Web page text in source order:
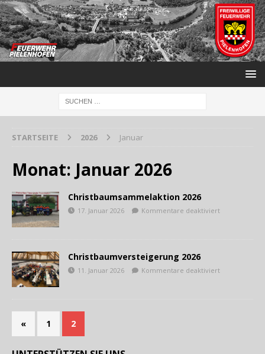
STARTSEITE 2026 Januar
Monat: Januar 2026
Christbaumsammelaktion 2026
17. Januar 2026 Kommentare deaktiviert
Christbaumversteigerung 2026
11. Januar 2026 Kommentare deaktiviert
« 1 2